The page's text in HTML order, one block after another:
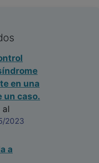
en una
un caso.
al
2023
a